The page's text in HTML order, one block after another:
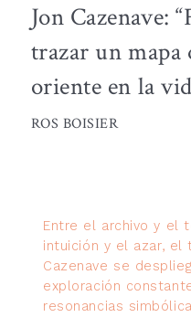
Jon Cazenave:
trazar un mapa
oriente en la
ROS BOISIER
Entre el archivo y el
intuición y el azar, el
Cazenave se
exploración
resonancias